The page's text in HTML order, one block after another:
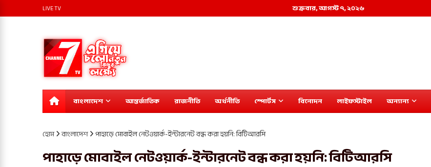
শুক্রবার, আগস্ট ৭, ২০২৬
LIVE TV
বাংলাদেশ আন্তর্জাতিক রাজনীতি অর্থনীতি স্পোর্টস বিনোদন লাইফস্টাইল অন্যান্য
হোম বাংলাদেশ পাহাড়ে মোবাইল নেটওয়ার্ক-ইন্টারনেট বন্ধ করা হয়নি: বিটিআরসি
পাহাড়ে মোবাইল নেটওয়ার্ক-ইন্টারনেট বন্ধ করা হয়নি: বিটিআরসি